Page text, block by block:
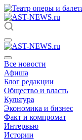
Все новости
Афиша
Блог редакции
Общество и власть
Культура
Экономика и бизнес
Факт и компромат
Интервью
Истории